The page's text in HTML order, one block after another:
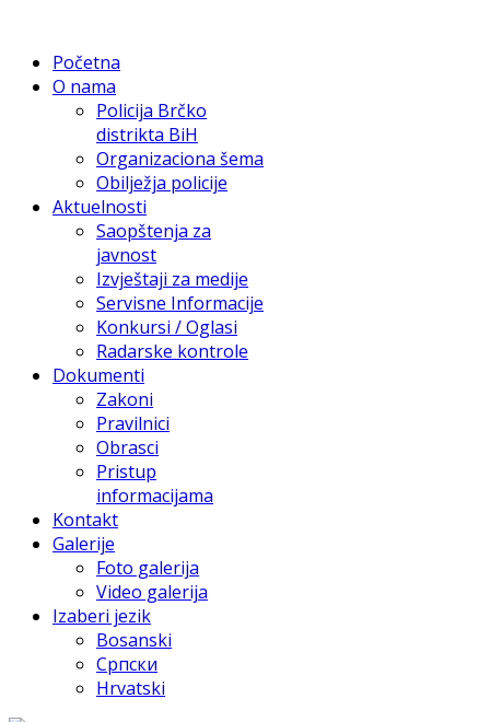
Početna
O nama
Policija Brčko
distrikta BiH
Organizaciona šema
Obilježja policije
Aktuelnosti
Saopštenja za
javnost
Izvještaji za medije
Servisne Informacije
Konkursi / Oglasi
Radarske kontrole
Dokumenti
Zakoni
Pravilnici
Obrasci
Pristup
informacijama
Kontakt
Galerije
Foto galerija
Video galerija
Izaberi jezik
Bosanski
Српски
Hrvatski